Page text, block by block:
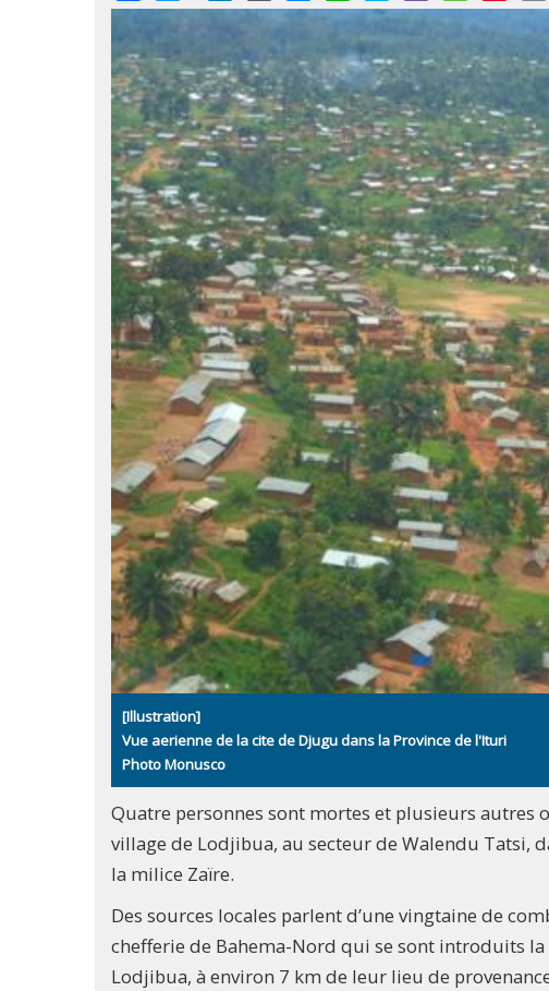
[Illustration]
Vue aerienne de la cite de Djugu dans la Province de l'Ituri
Photo Monusco
Quatre personnes sont mortes et plusieurs autres
village de Lodjibua, au secteur de Walendu Tatsi,
la milice Zaïre.
Des sources locales parlent d’une vingtaine de
chefferie de Bahema-Nord qui se sont introduits
Lodjibua, à environ 7 km de leur lieu de